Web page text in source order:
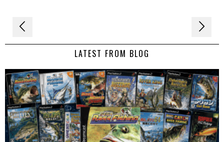
Navigation
de LATEST FROM BLOG